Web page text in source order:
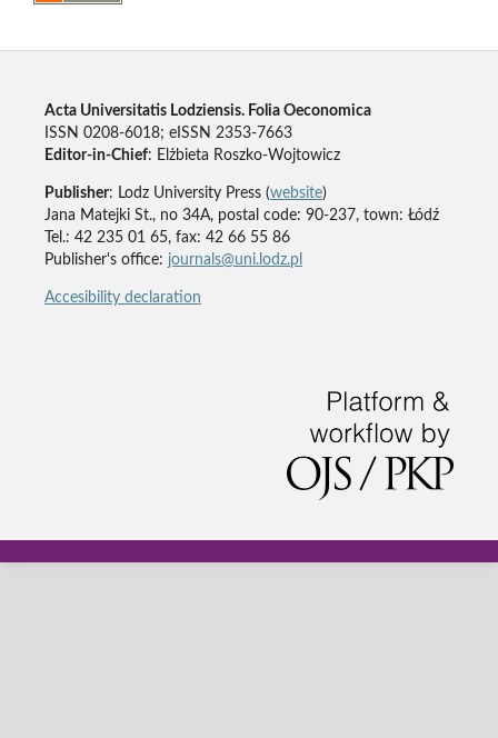
Acta Universitatis Lodziensis. Folia Oeconomica
ISSN 0208-6018; eISSN 2353-7663
Editor-in-Chief: Elżbieta Roszko-Wojtowicz
Publisher: Lodz University Press (website)
Jana Matejki St., no 34A, postal code: 90-237, town: Łódź
Tel.: 42 235 01 65, fax: 42 66 55 86
Publisher's office: journals@uni.lodz.pl
Accesibility declaration